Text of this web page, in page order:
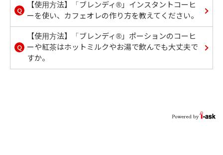
Q
【使用方法】「ブレンディ®」インスタントコーヒ
ーを使い、カフェオレの作り方を教えてください。
Q
【使用方法】「ブレンディ®」ポーションのコーヒ
ーや紅茶はホットミルクやお湯で飲んでも大丈夫で
すか。